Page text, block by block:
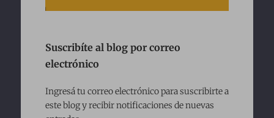
Suscribíte al blog por correo
electrónico
Ingresá tu correo electrónico para suscribirte a
este blog y recibir notificaciones de nuevas